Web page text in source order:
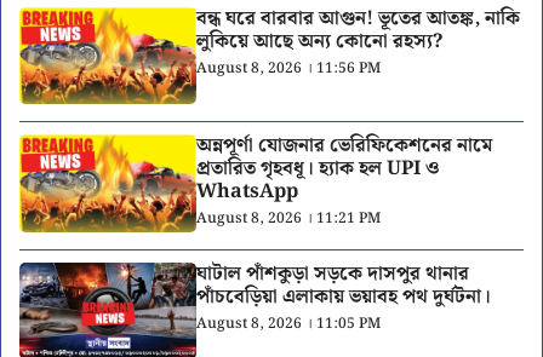
বন্ধ ঘরে বারবার আগুন! ভূতের আতঙ্ক, নাকি
লুকিয়ে আছে অন্য কোনো রহস্য?
August 8, 2026 । 11:56 PM
অন্নপূর্ণা যোজনার ভেরিফিকেশনের নামে
প্রতারিত গৃহবধূ। হ্যাক হল UPI ও
WhatsApp
August 8, 2026 । 11:21 PM
ঘাটাল পাঁশকুড়া সড়কে দাসপুর থানার
পাঁচবেড়িয়া এলাকায় ভয়াবহ পথ দুর্ঘটনা।
August 8, 2026 । 11:05 PM